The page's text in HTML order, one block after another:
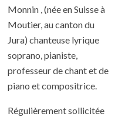
Monnin , (née en Suisse à
Moutier, au canton du
Jura) chanteuse lyrique
soprano, pianiste,
professeur de chant et de
piano et compositrice.
Régulièrement sollicitée